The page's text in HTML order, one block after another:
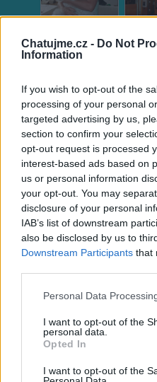
Chatujme.cz - Do Not
Information
If you wish to opt-out of the
processing of your personal
targeted advertising by us,
section to confirm your
opt-out request is processed
interest-based ads based on
us or personal information
your opt-out. You may
disclosure of your personal
IAB’s list of downstream
also be disclosed by us to
Downstream Participants that
Personal Data
I want to opt-out of the
personal data.
Opted In
I want to opt-out of the
Tento uživatel zatím
fotografií. U neověřených
údaje
Napsat
Informace o
Registrace od:
Naposledy
Profil